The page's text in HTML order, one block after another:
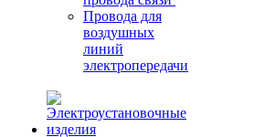
Провода для
воздушных
линий
электропередачи